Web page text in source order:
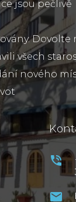
jsou pečlivě
Dovolte
všech
nového